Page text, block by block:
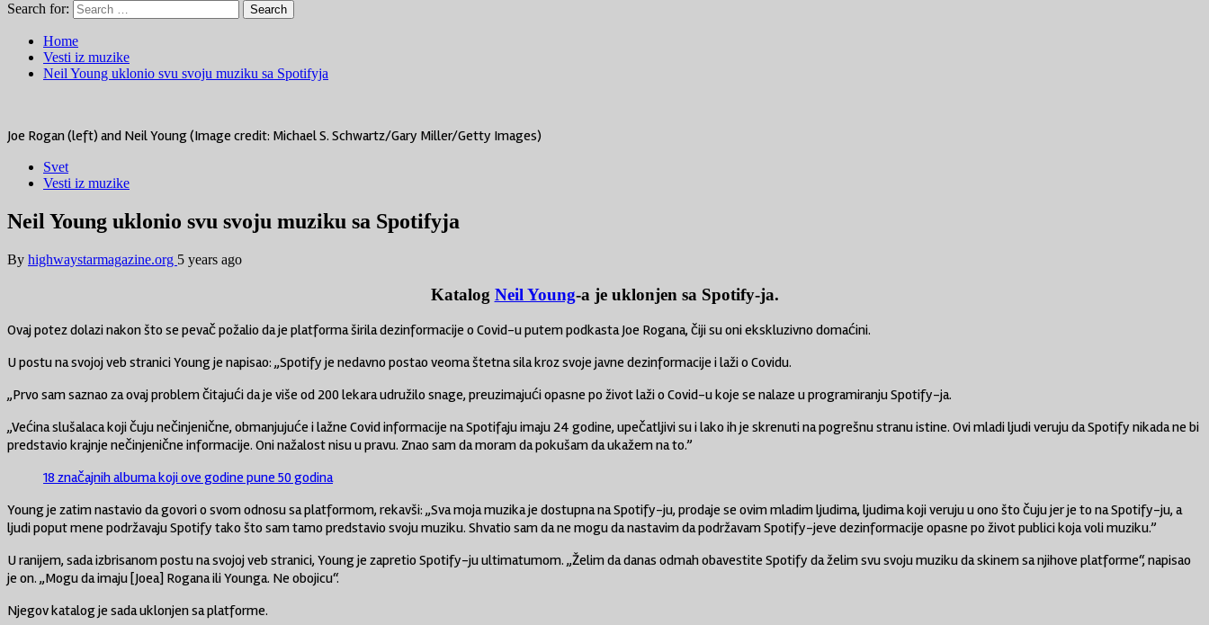
Search for:
Home
Vesti iz muzike
Neil Young uklonio svu svoju muziku sa Spotifyja
Joe Rogan (left) and Neil Young (Image credit: Michael S. Schwartz/Gary Miller/Getty Images)
Svet
Vesti iz muzike
Neil Young uklonio svu svoju muziku sa Spotifyja
By highwaystarmagazine.org 5 years ago
Katalog Neil Young-a je uklonjen sa Spotify-ja.
Ovaj potez dolazi nakon što se pevač požalio da je platforma širila dezinformacije o Covid-u putem podkasta Joe Rogana, čiji su oni ekskluzivno domaćini.
U postu na svojoj veb stranici Young je napisao: „Spotify je nedavno postao veoma štetna sila kroz svoje javne dezinformacije i laži o Covidu.
„Prvo sam saznao za ovaj problem čitajući da je više od 200 lekara udružilo snage, preuzimajući opasne po život laži o Covid-u koje se nalaze u programiranju Spotify-ja.
„Većina slušalaca koji čuju nečinjenične, obmanjujuće i lažne Covid informacije na Spotifaju imaju 24 godine, upečatljivi su i lako ih je skrenuti na pogrešnu stranu istine. Ovi mladi ljudi veruju da Spotify nikada ne bi
predstavio krajnje nečinjenične informacije. Oni nažalost nisu u pravu. Znao sam da moram da pokušam da ukažem na to.”
18 značajnih albuma koji ove godine pune 50 godina
Young je zatim nastavio da govori o svom odnosu sa platformom, rekavši: „Sva moja muzika je dostupna na Spotify-ju, prodaje se ovim mladim ljudima, ljudima koji veruju u ono što čuju jer je to na Spotify-ju, a
ljudi poput mene podržavaju Spotify tako što sam tamo predstavio svoju muziku. Shvatio sam da ne mogu da nastavim da podržavam Spotify-jeve dezinformacije opasne po život publici koja voli muziku.”
U ranijem, sada izbrisanom postu na svojoj veb stranici, Young je zapretio Spotify-ju ultimatumom. „Želim da danas odmah obavestite Spotify da želim svu svoju muziku da skinem sa njihove platforme“, napisao
je on. „Mogu da imaju [Joea] Rogana ili Younga. Ne obojicu“.
Njegov katalog je sada uklonjen sa platforme.